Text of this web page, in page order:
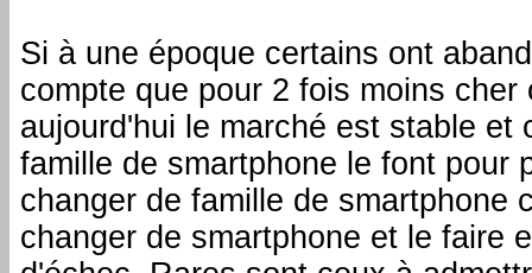
Si à une époque certains ont
compte que pour 2 fois moins
aujourd'hui le marché est stable
famille de smartphone le font pour
changer de famille de smartphone
changer de smartphone et le faire